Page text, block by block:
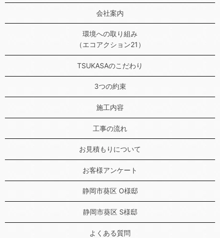
会社案内
環境への取り組み
（エコアクション21）
TSUKASAのこだわり
3つの約束
施工内容
工事の流れ
お見積もりについて
お客様アンケート
静岡市葵区 O様邸
静岡市葵区 S様邸
よくある質問